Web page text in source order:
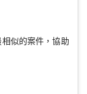
似的案件，協助